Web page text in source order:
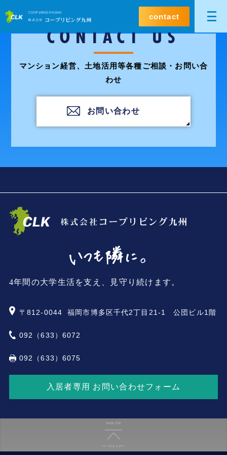
contact
CONTACT US
マンション経営、土地活用等各種ご相談・お問い合
わせ
お問い合わせ
4年間の大学生活を支え、見守り続けます。
〒812-0044 福岡市博多区千代2丁目21-1 公団ビル1階
092（633）6072
092（633）6075
入居者専用 お問い合わせフォーム